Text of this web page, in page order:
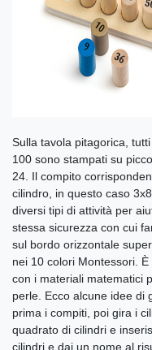
Sulla tavola pitagorica,
100 sono stampati su
24. Il compito
cilindro, in questo caso
diversi tipi di attività per
stessa sicurezza con cui
sul bordo orizzontale
nei 10 colori Montessori.
con i materiali matematici
perle. Ecco alcune idee di
prima i compiti, poi gira i
quadrato di cilindri e
cilindri e dai un nome al